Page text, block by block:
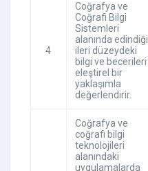
4
Coğrafya ve
Coğrafi Bilgi
Sistemleri
alanında edindiği
ileri düzeydeki
bilgi ve becerileri
eleştirel bir
yaklaşımla
değerlendirir.
Coğrafya ve
coğrafi bilgi
teknolojileri
alanındaki
uygulamalarda